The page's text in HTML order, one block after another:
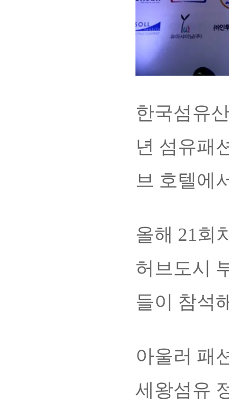
한국섬유
년 섬유패
브 호텔에
올해 21회
허브도시
들이 참석
아울러 패
세왕섬유